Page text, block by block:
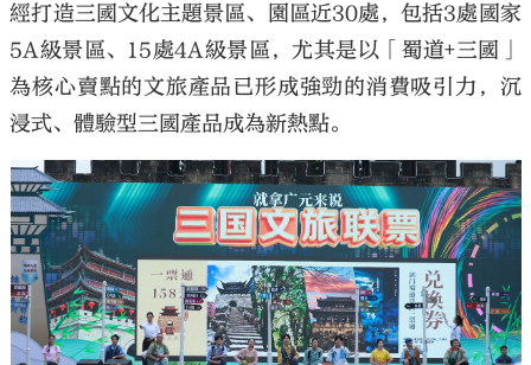
經打造三國文化主題景區、園區近30處，包括3處國家
5A級景區、15處4A級景區，尤其是以「蜀道+三國」
為核心賣點的文旅產品已形成強勁的消費吸引力，沉
浸式、體驗型三國產品成為新熱點。